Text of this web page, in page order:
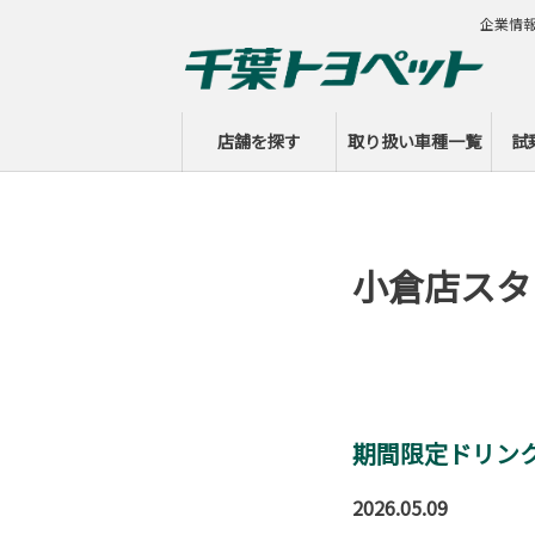
店舗を探す 取り扱い車種一覧 試
企業情
小倉店ス
期間限定ドリン
2026.05.09